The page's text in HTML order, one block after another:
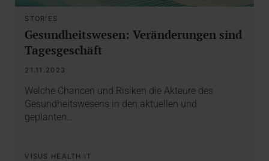
STORIES
Gesundheitswesen: Veränderungen sind
Tagesgeschäft
21.11.2023
Welche Chancen und Risiken die Akteure des
Gesundheitswesens in den aktuellen und
geplanten…
VISUS HEALTH IT